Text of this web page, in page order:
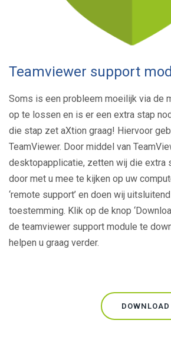
Teamviewer support
Soms is een probleem moeilijk via de
op te lossen en is er een extra stap
die stap zet aXtion graag! Hiervoor
TeamViewer. Door middel van
desktopapplicatie, zetten wij die extra
door met u mee te kijken op uw
‘remote support’ en doen wij
toestemming. Klik op de knop
de teamviewer support module te
helpen u graag verder.